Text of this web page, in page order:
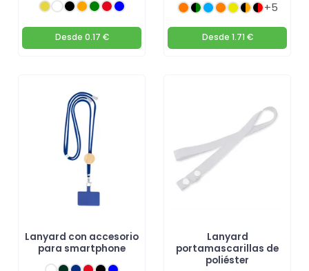
Desde 0.17 €
+5
Desde 1.71 €
Lanyard con accesorio
para smartphone
Lanyard
portamascarillas de
poliéster